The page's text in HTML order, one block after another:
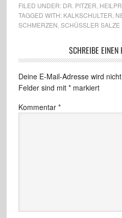
FILED UNDER: DR. PITZER
TAGGED WITH: KALKSCHULTER
SCHMERZEN SCHÜSSLER SALZE
SCHREIBE
Deine E-Mail-Adresse wird
Felder sind mit *markiert
Kommentar *